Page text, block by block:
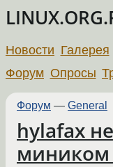
Новости Галерея
Форум Опросы
Форум — General
hylafax
миником